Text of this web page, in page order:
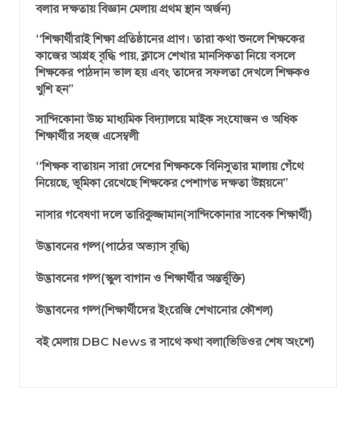
বলার দক্ষতায় বিজ্ঞান মেলায় প্রথম স্থান অর্জন)
‘‘শিক্ষার্থীরাই শিক্ষা প্রতিষ্ঠানের প্রাণ। তারা কথা শুনলে শিক্ষকের
কাজের আগ্রহ বৃদ্ধি পায়, ক্লাসে শেখার মানসিকতা নিয়ে বসলে
শিক্ষকের পাঠদান ভাল হয় এবং তাদের সফলতা দেখলে শিক্ষকও
খুশি হন’’
সান্দিকোনা উচ্চ মাধ্যমিক বিদ্যালয়ে মাইক সংযোজন ও অধিক
শিক্ষার্থীর সহজ এসেম্বলী
‘‘শিক্ষক বাতায়ন সারা দেশের শিক্ষককে বিনিসুতার মালায় গেঁথে
নিয়েছে, ভূমিকা রেখেছে শিক্ষকের পেশাগত দক্ষতা উন্নয়নে’’
নাসার গবেষণা দলে তারিকুজ্জামান(সান্দিকোনার সাবেক শিক্ষার্থী)
উদ্ভাবনের গল্প(পাঠের অভ্যাস বৃদ্ধি)
উদ্ভাবনের গল্প(স্কুল বাগান ও শিক্ষার্থীর অন্তর্ভূক্তি)
উদ্ভাবনের গল্প(শিক্ষার্থীদের ইংরেজি শেখানোর কৌশল)
বই মেলায় DBC News র সাথে কথা বলা(ভিডিওর শেষ অংশে)